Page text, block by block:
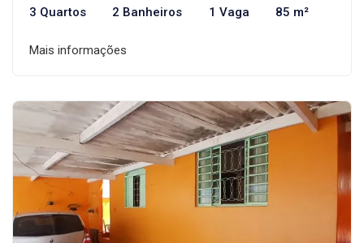
3 Quartos 2 Banheiros 1 Vaga 85 m²
Mais informações